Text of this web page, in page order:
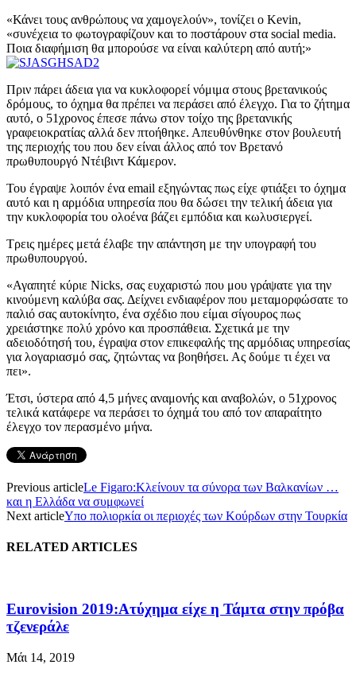
«Κάνει τους ανθρώπους να χαμογελούν», τονίζει ο Kevin,
«συνέχεια το φωτογραφίζουν και το ποστάρουν στα social media.
Ποια διαφήμιση θα μπορούσε να είναι καλύτερη από αυτή;»
Πριν πάρει άδεια για να κυκλοφορεί νόμιμα στους βρετανικούς
δρόμους, το όχημα θα πρέπει να περάσει από έλεγχο. Για το ζήτημα
αυτό, ο 51χρονος έπεσε πάνω στον τοίχο της βρετανικής
γραφειοκρατίας αλλά δεν πτοήθηκε. Απευθύνθηκε στον βουλευτή
της περιοχής του που δεν είναι άλλος από τον Βρετανό
πρωθυπουργό Ντέιβιντ Κάμερον.
Του έγραψε λοιπόν ένα email εξηγώντας πως είχε φτιάξει το όχημα
αυτό και η αρμόδια υπηρεσία που θα δώσει την τελική άδεια για
την κυκλοφορία του ολοένα βάζει εμπόδια και κωλυσιεργεί.
Τρεις ημέρες μετά έλαβε την απάντηση με την υπογραφή του
πρωθυπουργού.
«Αγαπητέ κύριε Nicks, σας ευχαριστώ που μου γράψατε για την
κινούμενη καλύβα σας. Δείχνει ενδιαφέρον που μεταμορφώσατε το
παλιό σας αυτοκίνητο, ένα σχέδιο που είμαι σίγουρος πως
χρειάστηκε πολύ χρόνο και προσπάθεια. Σχετικά με την
αδειοδότησή του, έγραψα στον επικεφαλής της αρμόδιας υπηρεσίας
για λογαριασμό σας, ζητώντας να βοηθήσει. Ας δούμε τι έχει να
πει».
Έτσι, ύστερα από 4,5 μήνες αναμονής και αναβολών, ο 51χρονος
τελικά κατάφερε να περάσει το όχημά του από τον απαραίτητο
έλεγχο τον περασμένο μήνα.
Previous articleLe Figaro:Κλείνουν τα σύνορα των Βαλκανίων …
και η Ελλάδα να συμφωνεί
Next articleΥπο πολιορκία οι περιοχές των Κούρδων στην Τουρκία
RELATED ARTICLES
Eurovision 2019:Ατύχημα είχε η Τάμτα στην πρόβα
τζενεράλε
Μάι 14, 2019